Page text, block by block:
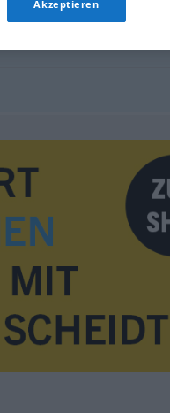
Akzeptieren